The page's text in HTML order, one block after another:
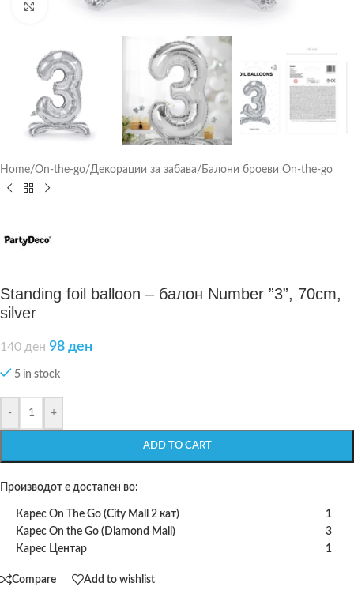
Click to enlarge
Home/On-the-go/Декорации за забава/ Балони броеви On-the-go
Standing foil balloon – балон Number ”3”, 70cm,
silver
140ден 98 ден
5 in stock
- +
ADD TO CART
Производот е достапен во:
Карес On The Go (City Mall 2 кат)
1
Карес On the Go (Diamond Mall)
3
Карес Центар
1
Compare Add to wishlist